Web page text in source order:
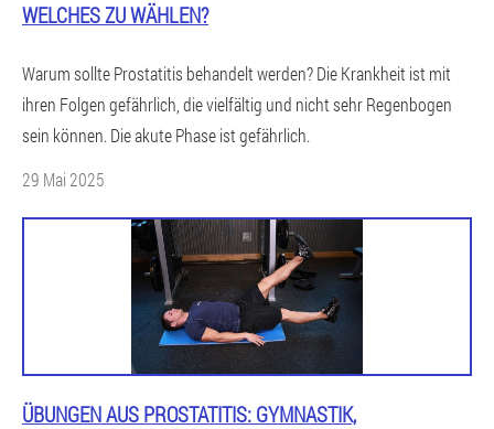
WELCHES ZU WÄHLEN?
Warum sollte Prostatitis behandelt werden? Die Krankheit ist mit
ihren Folgen gefährlich, die vielfältig und nicht sehr Regenbogen
sein können. Die akute Phase ist gefährlich.
29 Mai 2025
ÜBUNGEN AUS PROSTATITIS: GYMNASTIK,